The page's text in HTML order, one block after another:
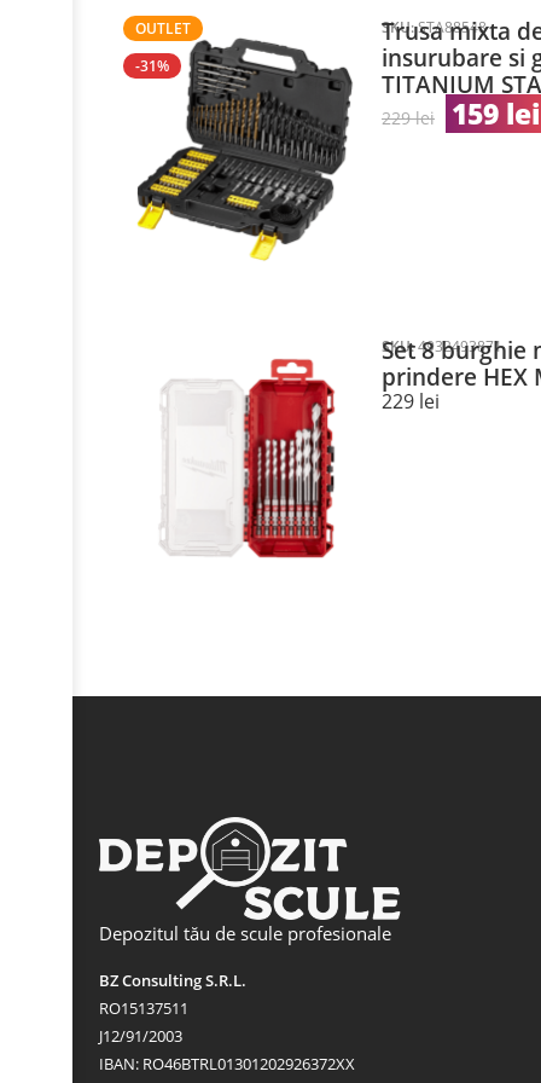
OUTLET
-31%
SKU:STA88548
Trusa mixta
insurubare si
TITANIUM
229lei 159 lei
SKU:4932493871
Set 8 burghie
prindere HEX
229 lei
Depozitul tău de scule profesionale
BZ Consulting S.R.L.
RO15137511
J12/91/2003
IBAN: RO46BTRL01301202926372XX